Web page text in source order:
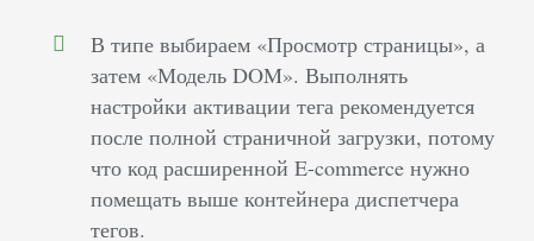
В типе выбираем «Просмотр страницы», а
затем «Модель DOM». Выполнять
настройки активации тега рекомендуется
после полной страничной загрузки, потому
что код расширенной E-commerce нужно
помещать выше контейнера диспетчера
тегов.